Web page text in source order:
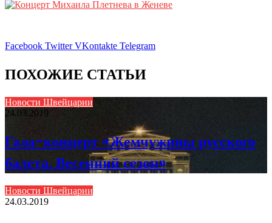
Facebook Twitter VKontakte Telegram
ПОХОЖИЕ СТАТЬИ
Новости Швейцарии
24.03.2019
Гала-концерт «Жемчужины русского
балета. Весенний сезон»
Новости Швейцарии
24.03.2019